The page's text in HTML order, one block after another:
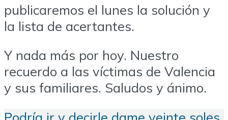
publicaremos el lunes la solución y
la lista de acertantes.
Y nada más por hoy. Nuestro
recuerdo a las víctimas de Valencia
y sus familiares. Saludos y ánimo.